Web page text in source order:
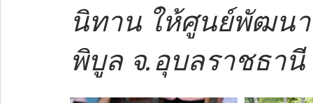
นิทาน ให้ศูนย์พัฒนา
พิบูล จ.อุบลราชธานี